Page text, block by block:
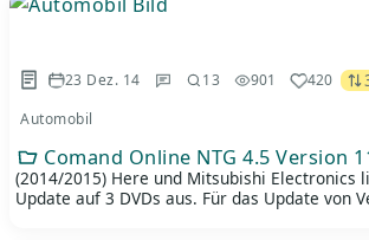
23 Dez. 14 13 901 420
Automobil
Comand Online NTG 4.5 Version
(2014/2015) Here und Mitsubishi Electronics
Update auf 3 DVDs aus. Für das Update von